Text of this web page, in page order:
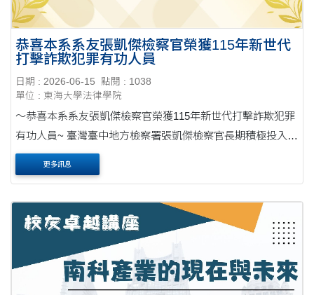
恭喜本系系友張凱傑檢察官榮獲115年新世代
打擊詐欺犯罪有功人員
日期 : 2026-06-15
點閱 : 1038
單位 : 東海大學法律學院
～恭喜本系系友張凱傑檢察官榮獲115年新世代打擊詐欺犯罪
有功人員~ 臺灣臺中地方檢察署張凱傑檢察官長期積極投入詐
欺集團犯罪偵辦工作，因偵辦境內外重大詐欺案件績效卓
著，榮獲115年「新世代打擊詐欺犯罪」有功....
更多訊息